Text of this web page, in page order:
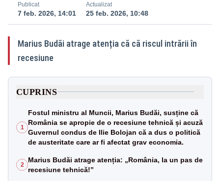
Publicat
7 feb. 2026, 14:01
Actualizat
25 feb. 2026, 10:48
Marius Budăi atrage atenția că că riscul intrării în
recesiune
CUPRINS
1
Fostul ministru al Muncii, Marius Budăi, susține că
România se apropie de o recesiune tehnică și acuză
Guvernul condus de Ilie Bolojan că a dus o politică
de austeritate care ar fi afectat grav economia.
2
Marius Budăi atrage atenția: „România, la un pas de
recesiune tehnică!”